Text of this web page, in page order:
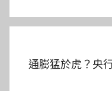
覽
通膨猛於虎？央